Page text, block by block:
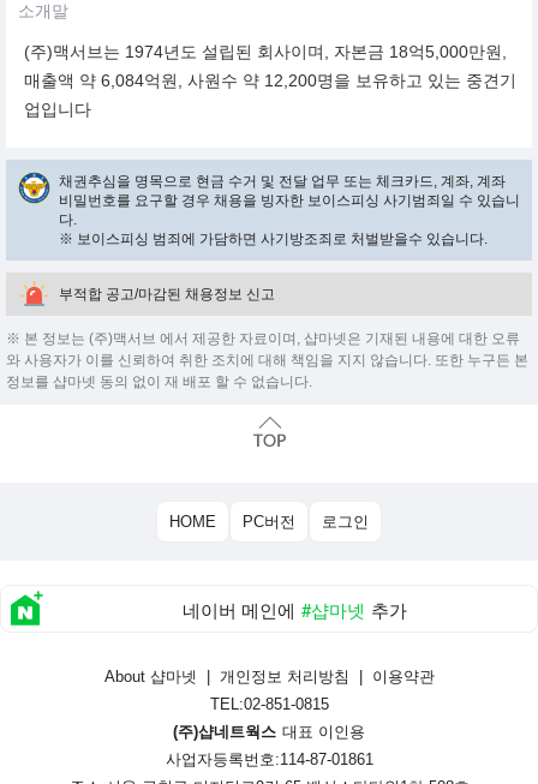
소개말
(주)맥서브는 1974년도 설립된 회사이며, 자본금 18억5,000만원,
매출액 약 6,084억원, 사원수 약 12,200명을 보유하고 있는 중견기
업입니다
채권추심을 명목으로 현금 수거 및 전달 업무 또는 체크카드, 계좌, 계좌
비밀번호를 요구할 경우 채용을 빙자한 보이스피싱 사기범죄일 수 있습니
다.
※ 보이스피싱 범죄에 가담하면 사기방조죄로 처벌받을수 있습니다.
부적합 공고/마감된 채용정보 신고
※ 본 정보는 (주)맥서브 에서 제공한 자료이며, 샵마넷은 기재된 내용에 대한 오류
와 사용자가 이를 신뢰하여 취한 조치에 대해 책임을 지지 않습니다. 또한 누구든 본
정보를 샵마넷 동의 없이 재 배포 할 수 없습니다.
HOME PC버전 로그인
네이버 메인에 #샵마넷 추가
About 샵마넷 개인정보 처리방침
이용약관
TEL:02-851-0815
(주)샵네트웍스 대표 이인용
사업자등록번호:114-87-01861